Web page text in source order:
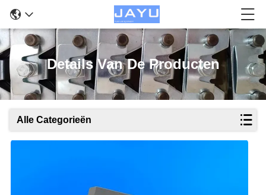
Details Van De Producten
Alle Categorieën